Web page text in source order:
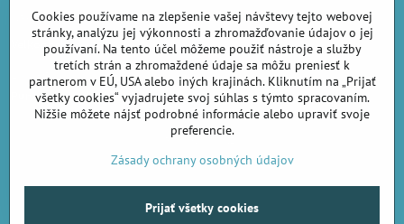
Náklady na dodání a doba dodání
Veľkoobchod- značka Gaira®
AmiraShop je registrovaný na Puncovom úrade.
Puncové značkysú k nahliadnuttu.
amirashop.cz/
©2026Copyright
Cookies používame na zlepšenie vašej návštevy tejto webovej
stránky, analýzu jej výkonnosti a zhromažďovanie údajov o jej
používaní. Na tento účel môžeme použiť nástroje a služby
tretích strán a zhromaždené údaje sa môžu preniesť k
partnerom v EÚ, USA alebo iných krajinách. Kliknutím na „Prijať
všetky cookies“ vyjadrujete svoj súhlas s týmto spracovaním.
Nižšie môžete nájsť podrobné informácie alebo upraviť svoje
preferencie.
Zásady ochrany osobných údajov
Prijať všetky cookies